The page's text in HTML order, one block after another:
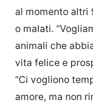
al momento altri
o malati.
animali che
vita felice e
“Ci vogliono
amore, ma non